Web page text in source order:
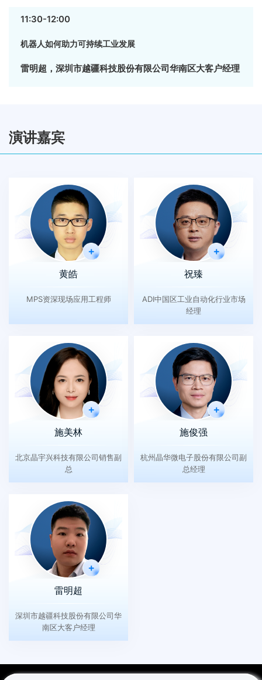
11:30-12:00
机器人如何助力可持续工业发展
雷明超，深圳市越疆科技股份有限公司华南区大客户经理
演讲嘉宾
黄皓
MPS资深现场应用工程师
祝臻
ADI中国区工业自动化行业市场
经理
施美林
北京晶宇兴科技有限公司销售副
总
施俊强
杭州晶华微电子股份有限公司副
总经理
雷明超
深圳市越疆科技股份有限公司华
南区大客户经理